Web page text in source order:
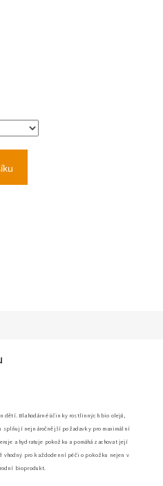
Blahodárné účinky rostlinných bio olejů,
splňují nejnáročnější požadavky pro maximální
a hydratuje pokožku a pomáhá zachovat její
vhodný pro každodenní péči o pokožku nejen v
bioprodukt.